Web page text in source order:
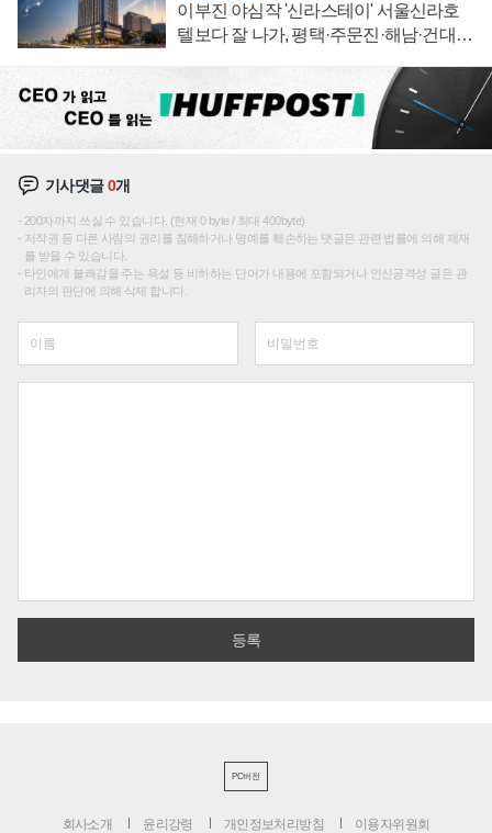
이부진 야심작 '신라스테이' 서울신라호
텔보다 잘 나가, 평택·주문진·해남·건대로
기사댓글0개
200자까지 쓰실 수 있습니다. (현재 0 byte / 최대 400byte)
저작권 등 다른 사람의 권리를 침해하거나 명예를 훼손하는 댓글은 관련 법률에 의해 제재
를 받을 수 있습니다.
타인에게 불쾌감을 주는 욕설 등 비하하는 단어가 내용에 포함되거나 인신공격성 글은 관
리자의 판단에 의해 삭제 합니다.
PC버전
회사소개 윤리강령 개인정보처리방침 이용자위원회